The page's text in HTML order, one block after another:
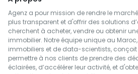
Agenz a pour mission de rendre le
plus transparent et d'offrir des solutions
cherchent à acheter, vendre ou obtenir
immobilier. Notre équipe unique au
immobiliers et de data-scientists,
permettre à nos clients de prendre des
éclairées, d’accélérer leur activité, et